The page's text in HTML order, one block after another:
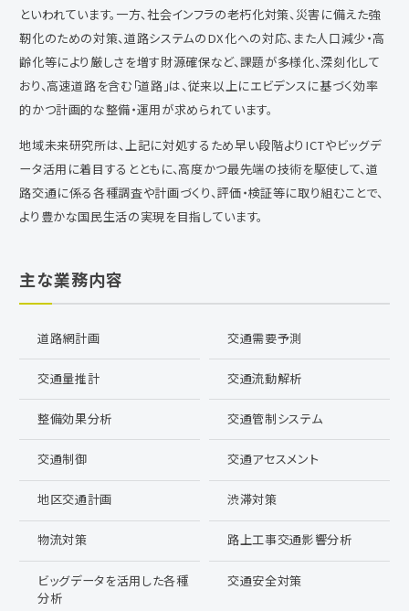
といわれています。一方、社会インフラの老朽化対策、災害に備えた強
靭化のための対策、道路システムのDX化への対応、また人口減少・高
齢化等により厳しさを増す財源確保など、課題が多様化、深刻化して
おり、高速道路を含む「道路」は、従来以上にエビデンスに基づく効率
的かつ計画的な整備・運用が求められています。
地域未来研究所は、上記に対処するため早い段階よりICTやビッグデ
ータ活用に着目するとともに、高度かつ最先端の技術を駆使して、道
路交通に係る各種調査や計画づくり、評価・検証等に取り組むことで、
より豊かな国民生活の実現を目指しています。
主な業務内容
道路網計画 交通需要予測
交通量推計 交通流動解析
整備効果分析 交通管制システム
交通制御 交通アセスメント
地区交通計画 渋滞対策
物流対策 路上工事交通影響分析
ビッグデータを活用した各種
分析
交通安全対策